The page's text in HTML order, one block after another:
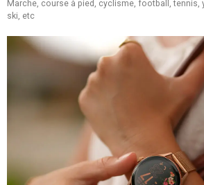
Marche, course à pied, cyclisme, football, tennis,
ski, etc